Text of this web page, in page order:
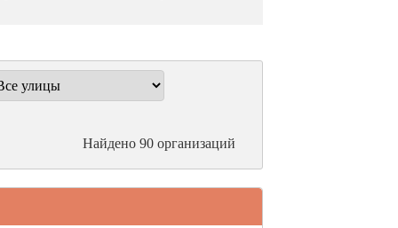
Найдено 90 организаций